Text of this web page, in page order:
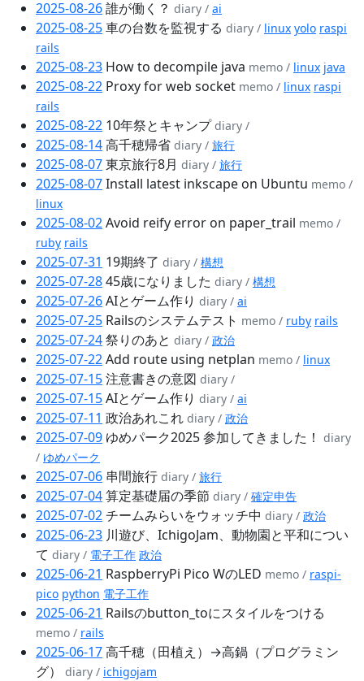
2025-08-26誰が働く？ diary / ai
2025-08-25車の台数を監視する diary / linux yolo raspi
rails
2025-08-23 How to decompile java memo / linux java
2025-08-22 Proxy for web socket memo / linux raspi
rails
2025-08-22 10年祭とキャンプdiary /
2025-08-14高千穂帰省 diary / 旅行
2025-08-07東京旅行8月 diary / 旅行
2025-08-07Install latest inkscape on Ubuntu memo /
linux
2025-08-02Avoid reify error on paper_trail memo /
ruby rails
2025-07-31 19期終了 diary / 構想
2025-07-2845歳になりました diary / 構想
2025-07-26AIとゲーム作り diary / ai
2025-07-25 Railsのシステムテスト memo / ruby rails
2025-07-24祭りのあと diary / 政治
2025-07-22Add route using netplan memo / linux
2025-07-15注意書きの意図 diary /
2025-07-15AIとゲーム作り diary / ai
2025-07-11 政治あれこれ diary / 政治
2025-07-09 ゆめパーク2025 参加してきました！ diary
/ ゆめパーク
2025-07-06 串間旅行 diary / 旅行
2025-07-04算定基礎届の季節 diary / 確定申告
2025-07-02チームみらいをウォッチ中 diary / 政治
2025-06-23 川遊び、IchigoJam、動物園と平和につい
て diary / 電子工作 政治
2025-06-21 RaspberryPi Pico WのLED memo / raspi-
pico python 電子工作
2025-06-21 Railsのbutton_toにスタイルをつける
memo / rails
2025-06-17高千穂（田植え）→高鍋（プログラミン
グ） diary / ichigojam